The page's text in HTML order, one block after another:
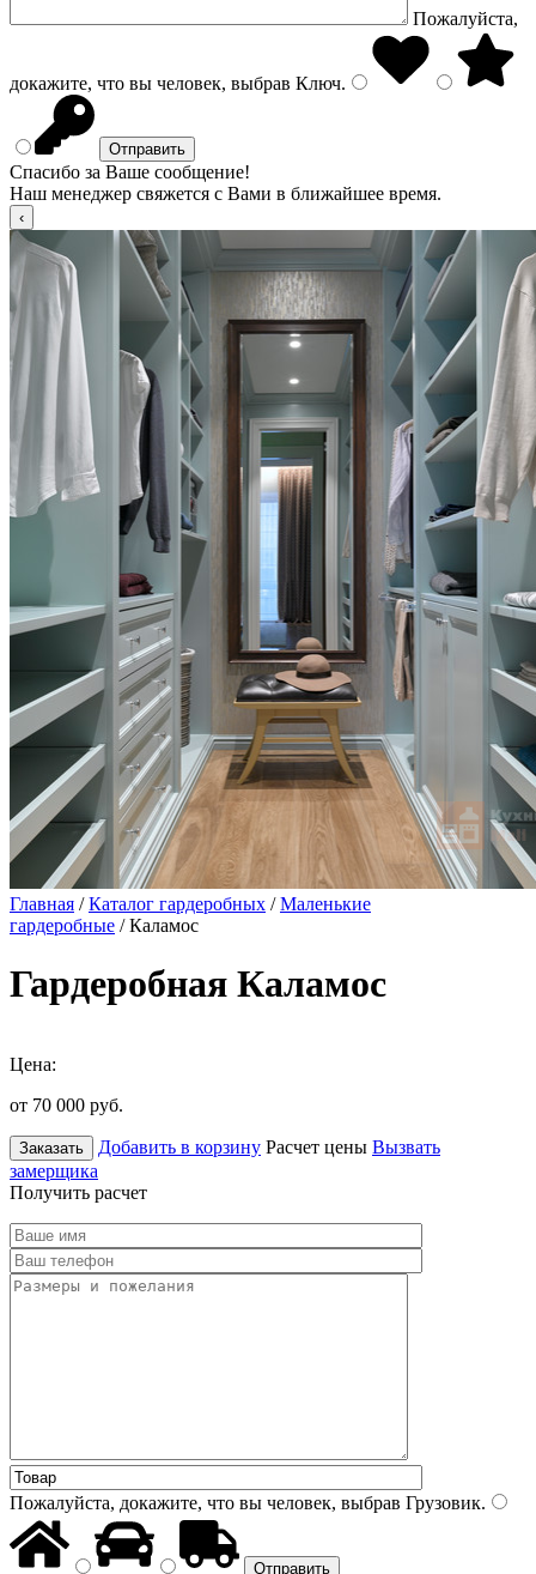
Пожалуйста,
докажите, что вы человек, выбрав Ключ.
Спасибо за Ваше сообщение!
Наш менеджер свяжется с Вами в ближайшее время.
Главная /Каталог гардеробных /Маленькие
гардеробные / Каламос
Гардеробная Каламос
Цена:
от 70 000 руб.
Заказать Добавить в корзину Расчет цены Вызвать
замерщика
Получить расчет
Пожалуйста, докажите, что вы человек, выбрав Грузовик.